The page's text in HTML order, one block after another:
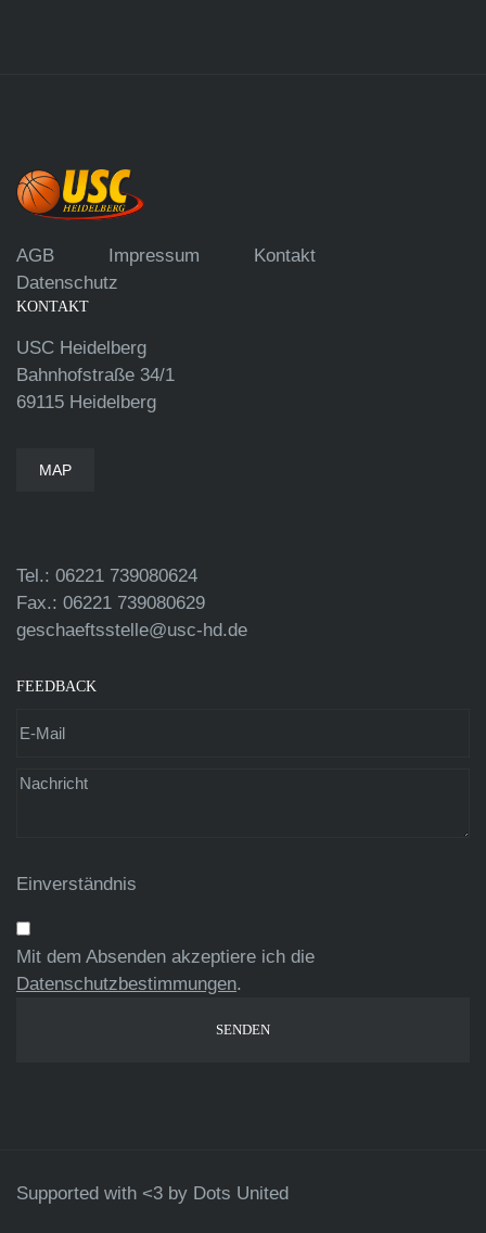
AGB Impressum
Kontakt
Datenschutz
KONTAKT
USC Heidelberg
Bahnhofstraße 34/1
69115 Heidelberg
MAP
Tel.: 06221 739080624
Fax.: 06221 739080629
geschaeftsstelle@usc-hd.de
FEEDBACK
Einverständnis
Mit dem Absenden akzeptiere ich die
Datenschutzbestimmungen.
Supported with <3 by Dots United